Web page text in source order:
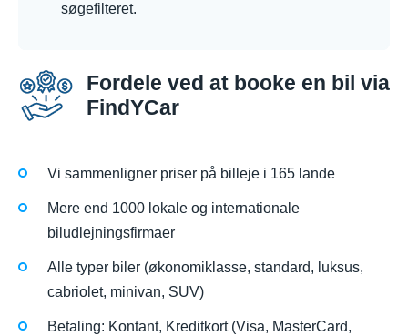
søgefilteret.
Fordele ved at booke en bil via
FindYCar
Vi sammenligner priser på billeje i 165 lande
Mere end 1000 lokale og internationale
biludlejningsfirmaer
Alle typer biler (økonomiklasse, standard, luksus,
cabriolet, minivan, SUV)
Betaling: Kontant, Kreditkort (Visa, MasterCard,